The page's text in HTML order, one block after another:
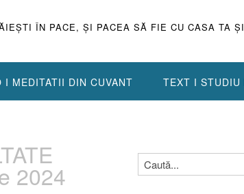
ÎN PACE, ŞI PACEA SĂ FIE CU CASA TA
I MEDITATII DIN CUVANT TEXT I STUDIU
2024